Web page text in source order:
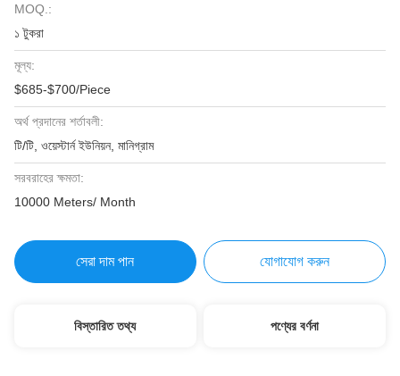
MOQ.:
১ টুকরা
মূল্য:
$685-$700/Piece
অর্থ প্রদানের শর্তাবলী:
টি/টি, ওয়েস্টার্ন ইউনিয়ন, মানিগ্রাম
সরবরাহের ক্ষমতা:
10000 Meters/ Month
সেরা দাম পান যোগাযোগ করুন
বিস্তারিত তথ্য পণ্যের বর্ণনা